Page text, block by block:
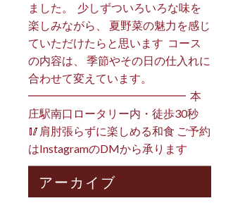
ました。 ⁡ 少しずついろいろな味を
楽しみながら、 夏野菜の魅力を感じ
ていただけたらと思います️ ⁡ コース
の内容は、 季節やその日の仕入れに
合わせて変えています。 ⁡
━━━━━━━━━━━━━━ ⁡ 本
庄駅南口ロータリー内・徒歩30秒
🥢肩肘張らずに楽しめる和食 ご予約
はInstagramのDMから承ります ⁡
アーカイブ